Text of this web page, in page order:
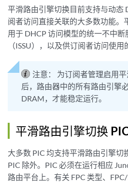
平滑路由引擎切换目前支持与动态
阅者访问直接关联的大多数功能。
用于 DHCP 访问模型的统一不中断
（ISSU），以及供订阅者访问使用
注意：
为订阅者管理启用
后，路由器中的所有路由引擎
DRAM，才能稳定运行。
平滑路由引擎切换
大多数 PIC 均支持平滑路由引擎切
PIC 除外。PIC 必须在运行相应
路由平台上。有关 FPC 类型、